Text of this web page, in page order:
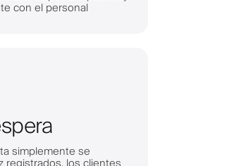
con el personal
simplemente se